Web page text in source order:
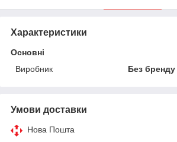
Характеристики
Основні
Виробник
Без бренду
Умови доставки
Нова Пошта